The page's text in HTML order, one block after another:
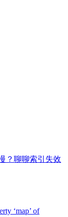
？聊聊索引失效
‘map’ of